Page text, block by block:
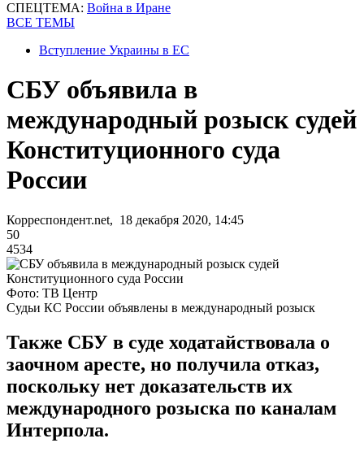
СПЕЦТЕМА: Война в Иране
ВСЕ ТЕМЫ
Вступление Украины в ЕС
СБУ объявила в
международный розыск судей
Конституционного суда
России
Корреспондент.net, 18 декабря 2020, 14:45
50
4534
Фото: ТВ Центр
Судьи КС России объявлены в международный розыск
Также СБУ в суде ходатайствовала о
заочном аресте, но получила отказ,
поскольку нет доказательств их
международного розыска по каналам
Интерпола.